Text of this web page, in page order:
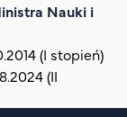
Nauki i
(I stopień)
(II